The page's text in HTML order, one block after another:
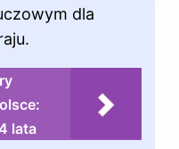
dla
lata